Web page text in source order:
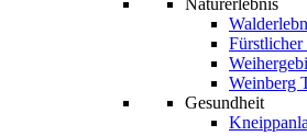
Naturerlebnis
Fürstlicher
Weinberg
Gesundheit